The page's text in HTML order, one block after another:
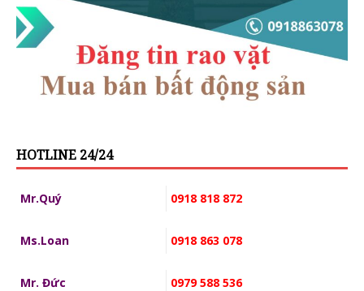
HOTLINE 24/24
Mr.Quý 0918 818 872
Ms.Loan 0918 863 078
Mr. Đức 0979 588 536